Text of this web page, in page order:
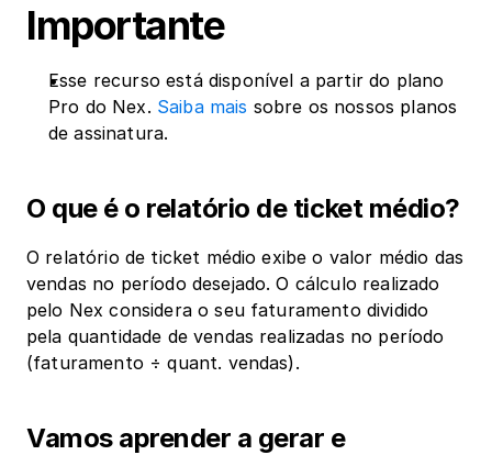
Importante
Esse recurso está disponível a partir do plano
Pro do Nex. Saiba mais sobre os nossos planos
de assinatura.
O que é o relatório de ticket médio?
O relatório de ticket médio exibe o valor médio das
vendas no período desejado. O cálculo realizado
pelo Nex considera o seu faturamento dividido
pela quantidade de vendas realizadas no período
(faturamento ÷ quant. vendas).
Vamos aprender a gerar e